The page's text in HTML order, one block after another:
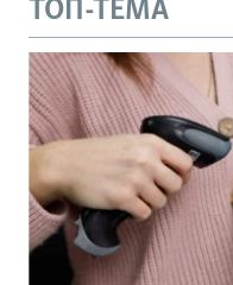
ТОП-ТЕМА